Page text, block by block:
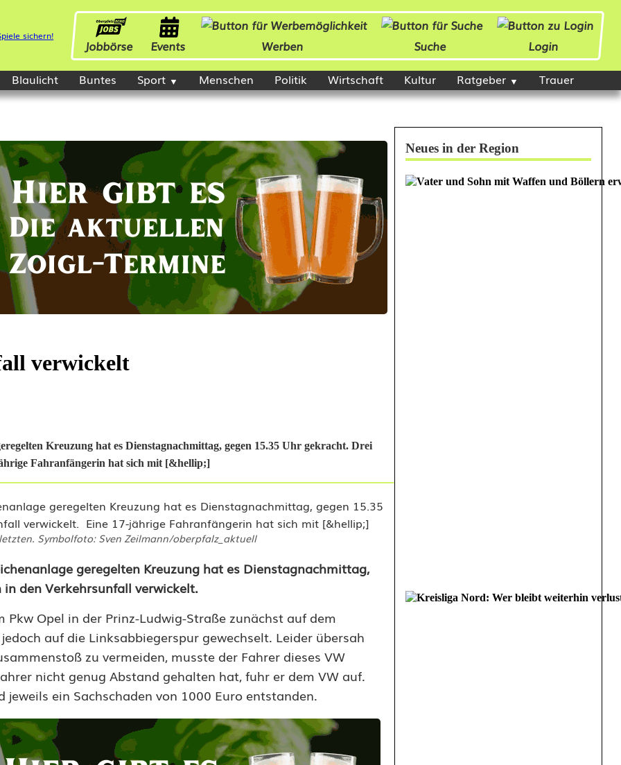
Jobbörse Events Werben Suche Login
Blaulicht Buntes Sport Menschen Politik Wirtschaft Kultur Ratgeber Trauer
verwickelt
Kreuzung hat es Dienstagnachmittag, gegen 15.35 Uhr gekracht. Drei
Fahranfängerin hat sich mit [&hellip;]
Symbolfoto: Sven Zeilmann/oberpfalz_aktuell
geregelten Kreuzung hat es Dienstagnachmittag,
den Verkehrsunfall verwickelt.
Opel in der Prinz-Ludwig-Straße zunächst auf dem
auf die Linksabbiegerspur gewechselt. Leider übersah
zu vermeiden, musste der Fahrer dieses VW
nicht genug Abstand gehalten hat, fuhr er dem VW auf.
ein Sachschaden von 1000 Euro entstanden.
Neues in der Region